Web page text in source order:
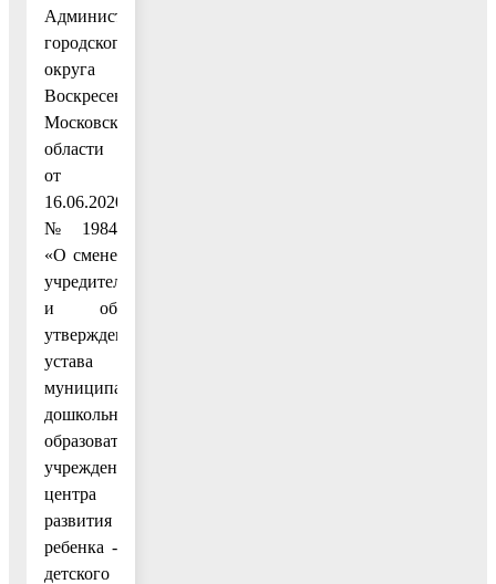
Администрации
городского
округа
Воскресенск
Московской
области
от
16.06.2020
№ 1984
«О смене
учредителя
и об
утверждении
устава
муниципального
дошкольного
образовательного
учреждения
центра
развития
ребенка -
детского